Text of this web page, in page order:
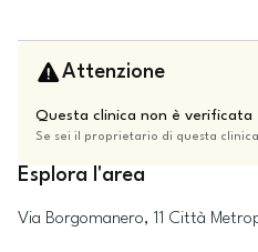
Attenzione
Questa clinica non è verificata
Se sei il proprietario di questa
Esplora l'area
Via Borgomanero, 11 Città